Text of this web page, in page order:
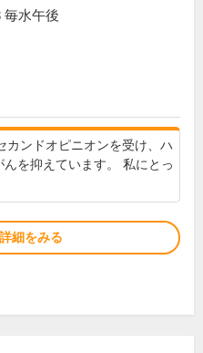
毎水午後
カンドオピニオンを受け、ハ
を抑えています。 私にとっ
細をみる